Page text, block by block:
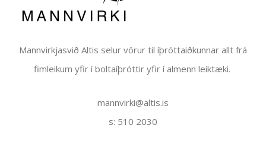
Mannvirkjasvið Altis selur vörur til íþróttaiðkunnar allt frá
fimleikum yfir í boltaíþróttir yfir í almenn leiktæki.
mannvirki@altis.is
s: 510 2030